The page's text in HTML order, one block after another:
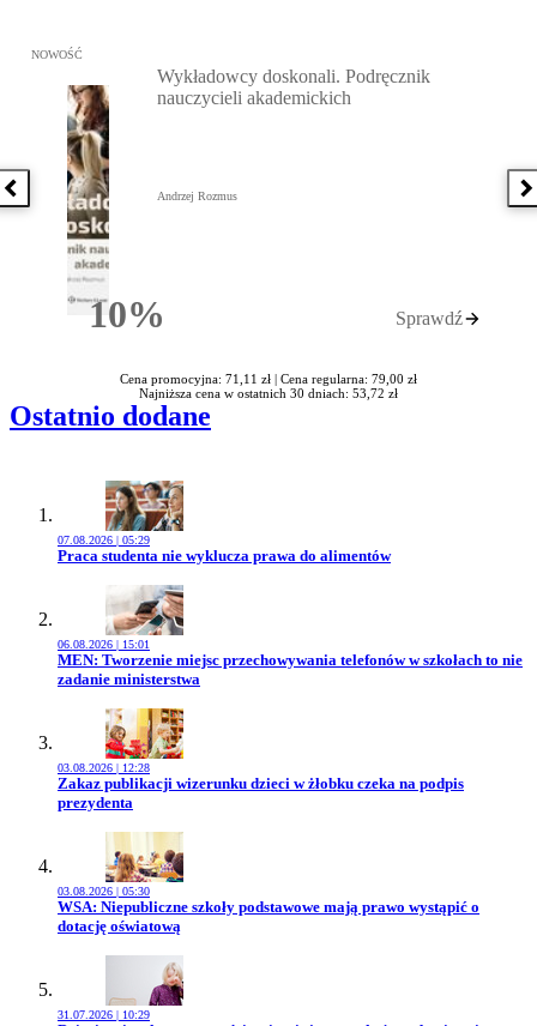
Poprzednia książka
Przejdź do: Wykładowcy doskonali. Podręcznik nauczycieli
NOWOŚĆ
10%Rabatu
Wykładowcy doskonali. Podręcznik
nauczycieli akademickich
Andrzej Rozmus
Sprawdź
Cena promocyjna: 71,11 zł | Cena regularna: 79,00 zł
Najniższa cena w ostatnich 30 dniach: 53,72 zł
Ostatnio dodane
07.08.2026 | 05:29
Przejdź do artykułu:
Praca studenta nie wyklucza prawa do alimentów
06.08.2026 | 15:01
Przejdź do artykułu:
MEN: Tworzenie miejsc przechowywania telefonów w szkołach to nie
zadanie ministerstwa
03.08.2026 | 12:28
Przejdź do artykułu:
Zakaz publikacji wizerunku dzieci w żłobku czeka na podpis
prezydenta
03.08.2026 | 05:30
Przejdź do artykułu:
WSA: Niepubliczne szkoły podstawowe mają prawo wystąpić o
dotację oświatową
31.07.2026 | 10:29